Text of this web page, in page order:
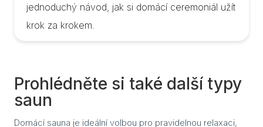
jednoduchý návod, jak si domácí ceremoniál užít
krok za krokem.
Prohlédněte si také další typy
saun
Domácí sauna je ideální volbou pro pravidelnou relaxaci,